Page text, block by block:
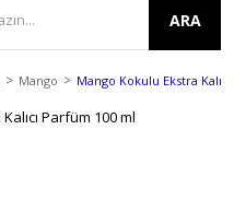
ARA
Mango Mango Kokulu Ekstra